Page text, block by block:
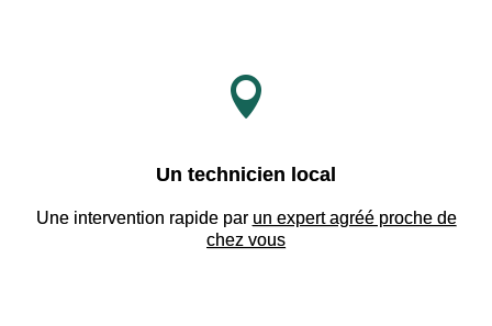

Un technicien local
Une intervention rapide par un expert agréé proche de
chez vous